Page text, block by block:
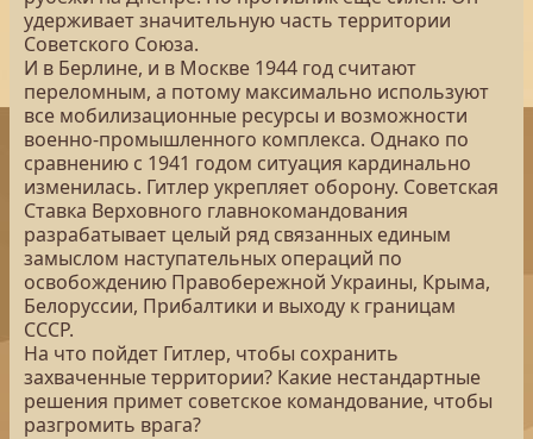
удерживает значительную часть территории
Советского Союза.
И в Берлине, и в Москве 1944 год считают
переломным, а потому максимально используют
все мобилизационные ресурсы и возможности
военно-промышленного комплекса. Однако по
сравнению с 1941 годом ситуация кардинально
изменилась. Гитлер укрепляет оборону. Советская
Ставка Верховного главнокомандования
разрабатывает целый ряд связанных единым
замыслом наступательных операций по
освобождению Правобережной Украины, Крыма,
Белоруссии, Прибалтики и выходу к границам
СССР.
На что пойдет Гитлер, чтобы сохранить
захваченные территории? Какие нестандартные
решения примет советское командование, чтобы
разгромить врага?